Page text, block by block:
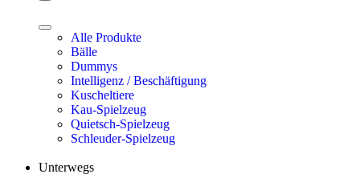
Alle Produkte
Bälle
Dummys
Intelligenz / Beschäftigung
Kuscheltiere
Kau-Spielzeug
Quietsch-Spielzeug
Schleuder-Spielzeug
Unterwegs